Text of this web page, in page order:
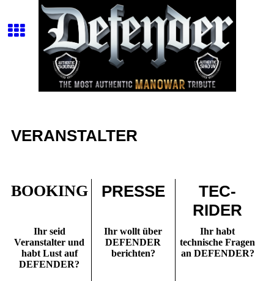
VERANSTALTER
BOOKING PRESSE
TEC-
RIDER
Ihr seid
Veranstalter und
habt Lust auf
DEFENDER?
Ihr wollt über
DEFENDER
berichten?
Ihr habt
technische Fragen
an DEFENDER?